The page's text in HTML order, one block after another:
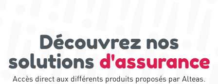
Découvrez nos
solutions d'assurance
Accès direct aux différents produits proposés par Alteas.